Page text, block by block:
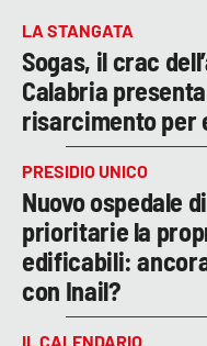
LA STANGATA
Sogas, il crac
Calabria
risarcimento per
PRESIDIO UNICO
Nuovo ospedale
prioritarie la
edificabili:
con Inail?
IL CALENDARIO